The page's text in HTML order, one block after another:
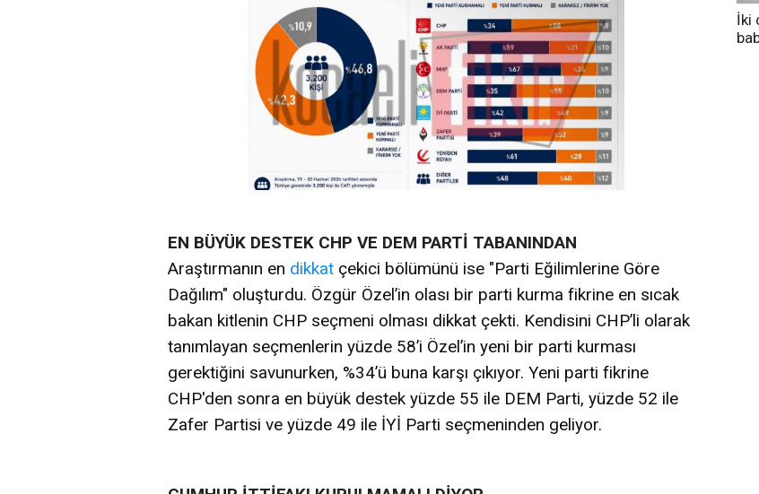
EN BÜYÜK DESTEK CHP VE DEM PARTİ TABANINDAN
Araştırmanın en dikkat çekici bölümünü ise "Parti Eğilimlerine Göre
Dağılım" oluşturdu. Özgür Özel’in olası bir parti kurma fikrine en sıcak
bakan kitlenin CHP seçmeni olması dikkat çekti. Kendisini CHP’li olarak
tanımlayan seçmenlerin yüzde 58’i Özel’in yeni bir parti kurması
gerektiğini savunurken, %34’ü buna karşı çıkıyor. Yeni parti fikrine
CHP'den sonra en büyük destek yüzde 55 ile DEM Parti, yüzde 52 ile
Zafer Partisi ve yüzde 49 ile İYİ Parti seçmeninden geliyor.
İki